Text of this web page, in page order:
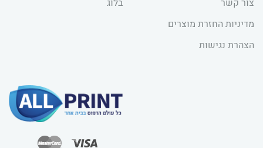
צור קשר
מדיניות החזרת מוצרים
הצהרת נגישות
בלוג